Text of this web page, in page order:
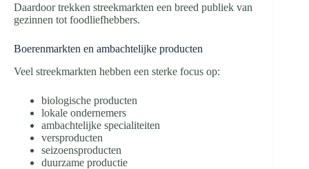
Daardoor trekken streekmarkten een breed publiek van
gezinnen tot foodliefhebbers.
Boerenmarkten en ambachtelijke producten
Veel streekmarkten hebben een sterke focus op:
biologische producten
lokale ondernemers
ambachtelijke specialiteiten
versproducten
seizoensproducten
duurzame productie